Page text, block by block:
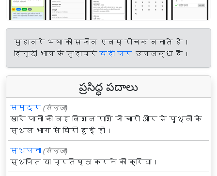
मुहावरे भाषा को सजीव एवम् रोचक बनाते हैं।
हिन्दी भाषा के मुहावरेयहाँ पर उपलब्ध हैं।
ప్రసిద్ధ పదాలు
समुद्र (संज्ञा)
खारे पानी की वह विशाल राशि जो चारों ओर से पृथ्वी के
स्थल भाग से घिरी हुई हो।
स्थापना (संज्ञा)
स्थापित या प्रतिष्ठा करने की क्रिया।